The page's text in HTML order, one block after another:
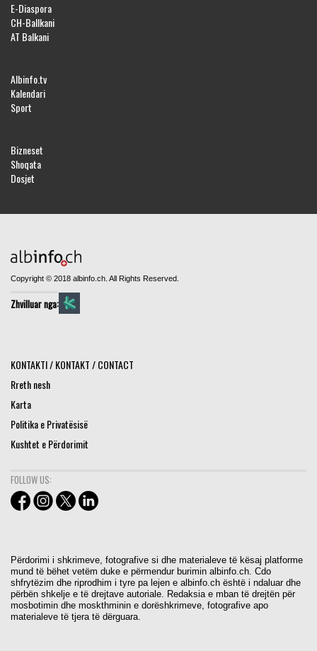
E-Diaspora
CH-Ballkani
AT Balkani
Albinfo.tv
Kalendari
Sport
Bizneset
Shoqata
Dosjet
Copyright © 2018 albinfo.ch. All Rights Reserved.
Zhvilluar nga:
KONTAKTI / KONTAKT / CONTACT
Rreth nesh
Karta
Politika e Privatësisë
Kushtet e Përdorimit
FOLLOW US:
Përdorimi i shkrimeve, fotografive si dhe materialeve të kësaj platforme
mund të bëhet vetëm duke e përmendur burimin albinfo.ch. Cdo
shfrytëzim dhe riprodhim i tyre pa lejen e albinfo.ch është i ndaluar dhe
përbën shkelje e të drejtave autoriale. Redaksia e mban të drejtën për
mosbotimin dhe moskthminin e dorëshkrimeve, fotografive apo
materialeve të tjera të dërguara.